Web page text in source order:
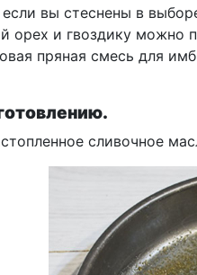
вы стеснены в
орех и гвоздику можно
пряная смесь для
сливочное